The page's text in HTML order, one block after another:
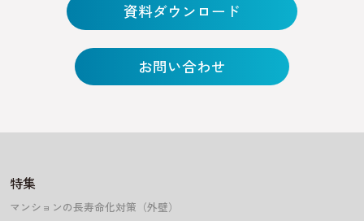
資料ダウンロード
お問い合わせ
特集
マンションの長寿命化対策（外壁）